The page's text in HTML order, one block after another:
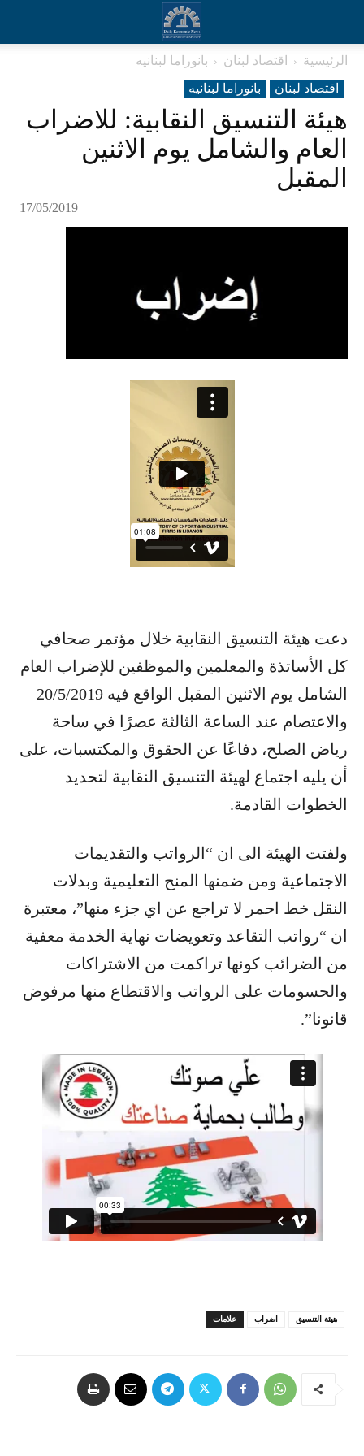
الرئيسية اقتصاد لبنان
بانوراما لبنانیه
اقتصاد لبنان
بانوراما لبنانیه
هيئة التنسيق النقابية: للاضراب
العام والشامل يوم الاثنين
المقبل
17/05/2019
دعت ​هيئة التنسيق النقابية​ خلال مؤتمر صحافي
كل الأساتذة والمعلمين والموظفين للإضراب العام
الشامل يوم الاثنين المقبل الواقع فيه 20/5/2019
والاعتصام عند الساعة الثالثة عصرًا في ​ساحة
رياض الصلح​، دفاعًا عن الحقوق والمكتسبات، على
أن يليه اجتماع لهيئة التنسيق النقابية لتحديد
الخطوات القادمة.
ولفتت الهيئة الى ان “الرواتب والتقديمات
الاجتماعية ومن ضمنها المنح التعليمية وبدلات
النقل خط احمر لا تراجع عن اي جزء منها”، معتبرة
ان “رواتب التقاعد وتعويضات نهاية الخدمة معفية
من الضرائب كونها تراكمت من الاشتراكات
والحسومات على الرواتب والاقتطاع منها مرفوض
قانونا”.
علامات اضراب هيئة التنسيق